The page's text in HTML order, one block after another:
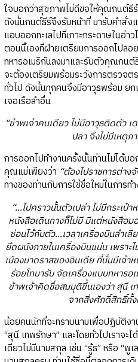
ใจบอกว่าสุขภาพไม่ดีขอให้คุณกนต์ธี
ดังนั้นกนต์ธีร์จึงรับหน้าที่ มารับคำสั่ง
แอบออกทะเลไปที่เกาะกระดาษในอ่า
ตอนนี้เองที่ฝ่ายเตรียมการออกไปลอ
ทหารอเมริกันลงมาและรับตัวคุณกน
จะต้องเตรียมพร้อมระวังการตรวจ
ทั่วไป ดังนั้นทุกคนจึงมีอาวุธพร้อม ย
เจอเรือลำอื่น
“ข้าพเจ้าคนเดียว ไม่มีอาวุธติดตัว
ปลา จึงไม่มีเหตุก
การออกไปทำงานครั้งนั้นท่านไม่ได้บ
คุณแม่เพียงว่า “ต้องไปราชการต่าง
ทางของท่านกับการใช้ชื่อใหม่ในการท
“...ไปคราวนั้นตัวเปล่า ไม่มีกระเป๋
หนังสือเดินทางก็ไม่มี มีแต่หนังสือม
ซ่อนไว้กับตัว...เวลาเครื่องบินลำเ
ยึดผนังภายในเครื่องบินแน่น เพราะ
เมืองมาดราสของอินเดีย ที่นั่นมีเจ้า
ร้อยโทมารับ จัดเครื่องแบบทหารอ
ข้าพเจ้าคิดชื่อสมมุติขึ้นเองว่า สุนี
จากสิ่งศักดิ์สิทธิ์ทั้
น้อยคนนักที่จะทราบนามเพื่อปฏิบัติง
“สุนี เทพรักษา” และโดยทั่วไปเราจ
เดียวไม่มีนามสกุล เช่น “รู้ธ” หรือ “